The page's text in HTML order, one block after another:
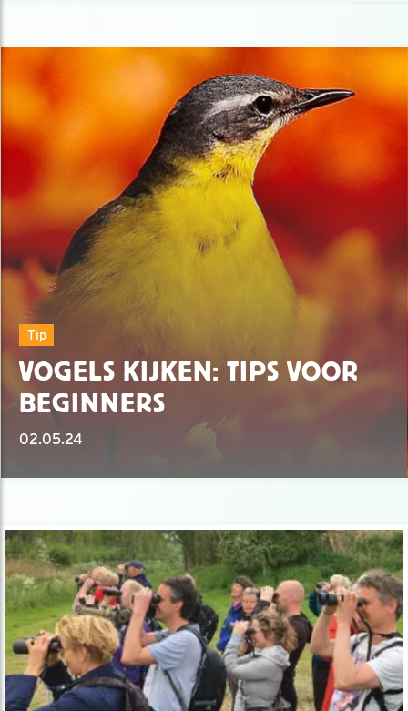
Tip
VOGELS KIJKEN: TIPS VOOR
BEGINNERS
02.05.24